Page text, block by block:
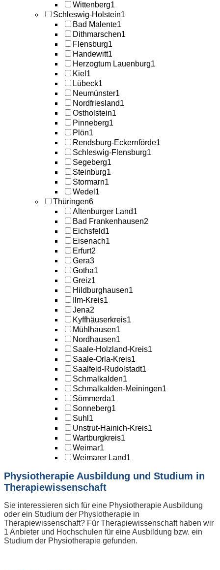
Wittenberg1
Schleswig-Holstein1
Bad Malente1
Dithmarschen1
Flensburg1
Handewitt1
Herzogtum Lauenburg1
Kiel 1
Lübeck1
Neumünster1
Nordfriesland1
Ostholstein1
Pinneberg1
Plön1
Rendsburg-Eckernförde1
Schleswig-Flensburg1
Segeberg1
Steinburg1
Stormarn1
Wedel 1
Thüringen6
Altenburger Land1
Bad Frankenhausen2
Eichsfeld1
Eisenach1
Erfurt2
Gera3
Gotha1
Greiz1
Hildburghausen1
Ilm-Kreis1
Jena2
Kyffhäuserkreis1
Mühlhausen1
Nordhausen1
Saale-Holzland-Kreis1
Saale-Orla-Kreis1
Saalfeld-Rudolstadt1
Schmalkalden1
Schmalkalden-Meiningen1
Sömmerda1
Sonneberg1
Suhl 1
Unstrut-Hainich-Kreis1
Wartburgkreis1
Weimar1
Weimarer Land1
Physiotherapie Ausbildung und Studium in
Therapiewissenschaft
Sie interessieren sich für eine Physiotherapie Ausbildung
oder ein Studium der Physiotherapie in
Therapiewissenschaft? Für Therapiewissenschaft haben wir
1 Anbieter und Hochschulen für eine Ausbildung bzw. ein
Studium der Physiotherapie gefunden.